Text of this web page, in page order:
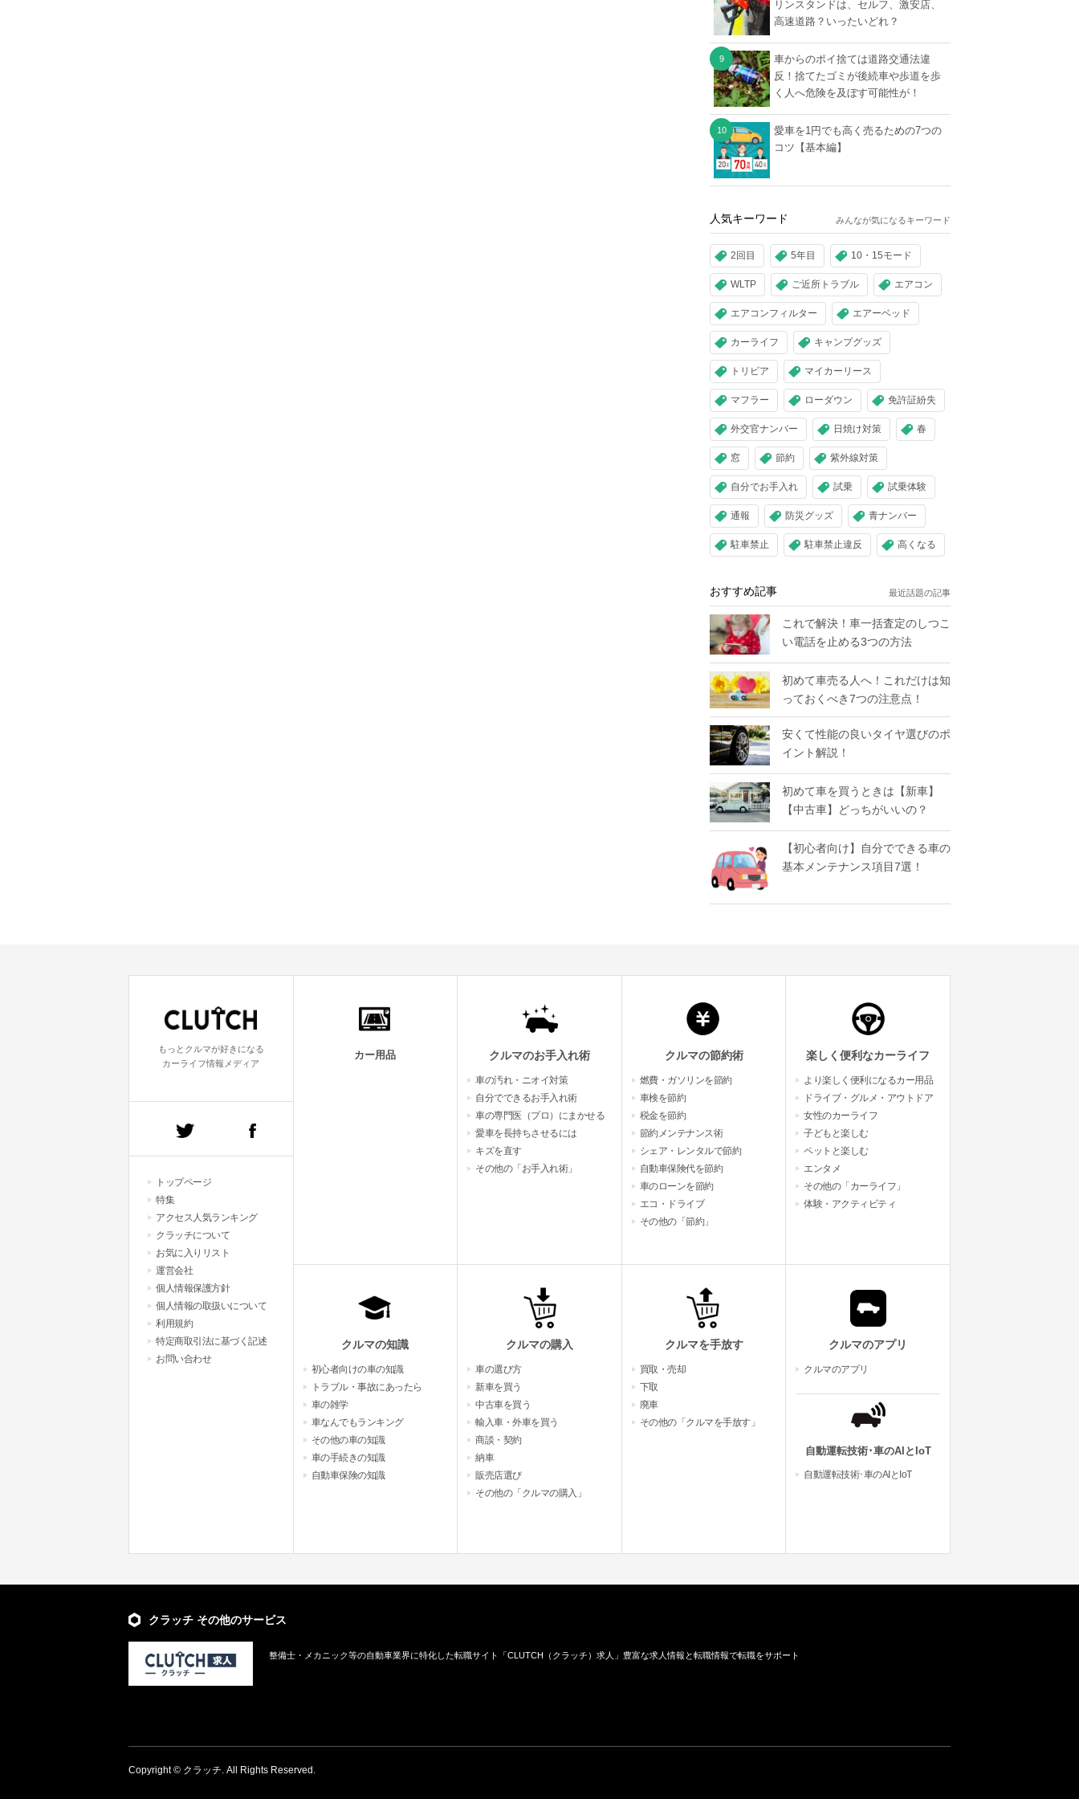
リンスタンドは、セルフ、激安店、
高速道路？いったいどれ？
車からのポイ捨ては道路交通法違
反！捨てたゴミが後続車や歩道を歩
く人へ危険を及ぼす可能性が！
愛車を1円でも高く売るための7つの
コツ【基本編】
人気キーワード みんなが気になるキーワード
2回目 5年目 10・15モード
WLTP ご近所トラブル エアコン
エアコンフィルター エアーベッド
カーライフ キャンプグッズ
トリビア マイカーリース
マフラー ローダウン 免許証紛失
外交官ナンバー 日焼け対策 春
窓 節約 紫外線対策
自分でお手入れ 試乗 試乗体験
通報 防災グッズ 青ナンバー
駐車禁止 駐車禁止違反 高くなる
おすすめ記事 最近話題の記事
これで解決！車一括査定のしつこ
い電話を止める3つの方法
初めて車売る人へ！これだけは知
っておくべき7つの注意点！
安くて性能の良いタイヤ選びのポ
イント解説！
初めて車を買うときは【新車】
【中古車】どっちがいいの？
【初心者向け】自分でできる車の
基本メンテナンス項目7選！
もっとクルマが好きになる
カーライフ情報メディア
トップページ
特集
アクセス人気ランキング
クラッチについて
お気に入りリスト
運営会社
個人情報保護方針
個人情報の取扱いについて
利用規約
特定商取引法に基づく記述
お問い合わせ
カー用品 クルマのお手入れ術
車の汚れ・ニオイ対策
自分でできるお手入れ術
車の専門医（プロ）にまかせる
愛車を長持ちさせるには
キズを直す
その他の「お手入れ術」
クルマの節約術
燃費・ガソリンを節約
車検を節約
税金を節約
節約メンテナンス術
シェア・レンタルで節約
自動車保険代を節約
車のローンを節約
エコ・ドライブ
その他の「節約」
楽しく便利なカーライフ
より楽しく便利になるカー用品
ドライブ・グルメ・アウトドア
女性のカーライフ
子どもと楽しむ
ペットと楽しむ
エンタメ
その他の「カーライフ」
体験・アクティビティ
クルマの知識
初心者向けの車の知識
トラブル・事故にあったら
車の雑学
車なんでもランキング
その他の車の知識
車の手続きの知識
自動車保険の知識
クルマの購入
車の選び方
新車を買う
中古車を買う
輸入車・外車を買う
商談・契約
納車
販売店選び
その他の「クルマの購入」
クルマを手放す
買取・売却
下取
廃車
その他の「クルマを手放す」
クルマのアプリ
クルマのアプリ
自動運転技術･車のAIとIoT
自動運転技術･車のAIとIoT
クラッチ その他のサービス
整備士・メカニック等の自動車業界に特化した転職サイト「CLUTCH（クラッチ）求人」豊富な求人情報と転職情報で転職をサポート
Copyright © クラッチ. All Rights Reserved.